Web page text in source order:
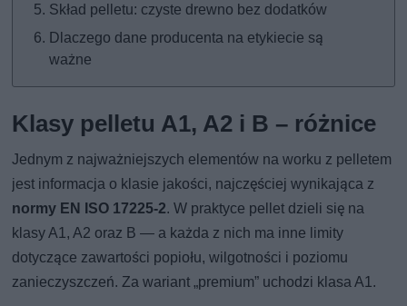
Skład pelletu: czyste drewno bez dodatków
Dlaczego dane producenta na etykiecie są
ważne
Klasy pelletu A1, A2 i B – różnice
Jednym z najważniejszych elementów na worku z pelletem
jest informacja o klasie jakości, najczęściej wynikająca z
normy EN ISO 17225-2. W praktyce pellet dzieli się na
klasy A1, A2 oraz B — a każda z nich ma inne limity
dotyczące zawartości popiołu, wilgotności i poziomu
zanieczyszczeń. Za wariant „premium” uchodzi klasa A1.